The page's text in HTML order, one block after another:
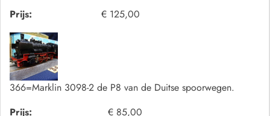
Prijs:
€ 125,00
366=Marklin 3098-2 de P8 van de Duitse spoorwegen.
Prijs:
€ 85,00